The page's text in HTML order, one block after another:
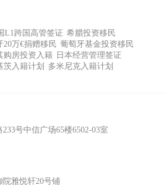
L1跨国高管签证 希腊投资移民
20万€捐赠移民 葡萄牙基金投资移民
购房投资入籍 日本经营管理签证
茨入籍计划 多米尼克入籍计划
号中信广场65楼6502-03室
雅悦轩20号铺